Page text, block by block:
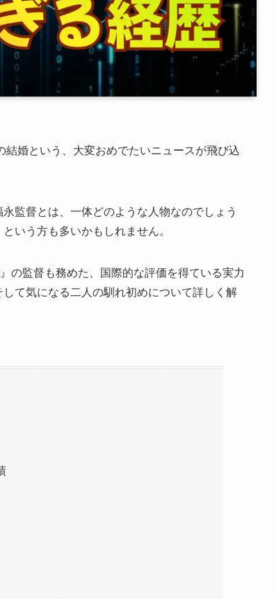
婚という、大変おめでたいニュースが飛び込
監督とは、一体どのような人物なのでしょう
いう方も多いかもしれません。
の監督も務めた、国際的な評価を得ている実力
て気になる二人の馴れ初めについて詳しく解